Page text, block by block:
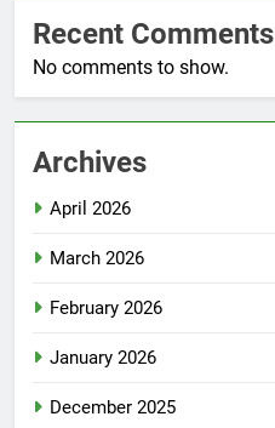
Recent Comments
No comments to show.
Archives
April 2026
March 2026
February 2026
January 2026
December 2025